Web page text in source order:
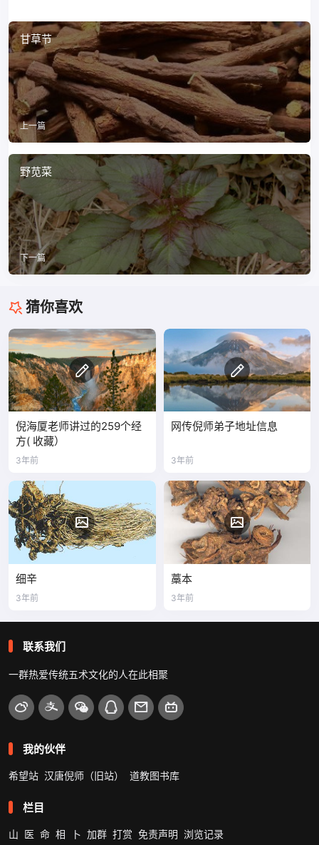
甘草节
上一篇
野苋菜
下一篇
猜你喜欢
倪海厦老师讲过的259个经
方( 收藏）
3年前
网传倪师弟子地址信息
3年前
细辛
3年前
藁本
3年前
联系我们
一群热爱传统五术文化的人在此相聚
我的伙伴
希望站 汉唐倪师（旧站） 道教图书库
栏目
山 医 命 相 卜 加群 打赏 免责声明 浏览记录